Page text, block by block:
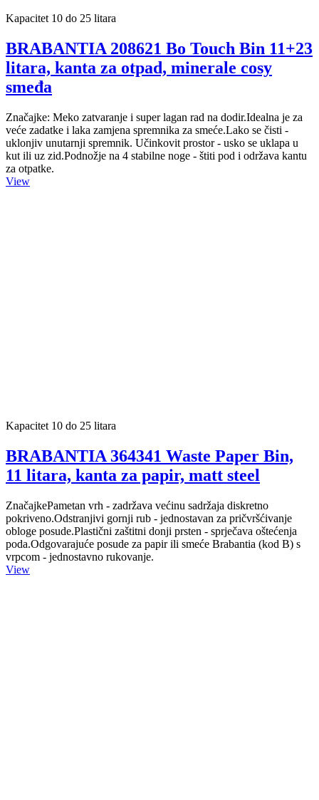
Kapacitet 10 do 25 litara
BRABANTIA 208621 Bo Touch Bin 11+23
litara, kanta za otpad, minerale cosy
smeđa
Značajke: Meko zatvaranje i super lagan rad na dodir.Idealna je za
veće zadatke i laka zamjena spremnika za smeće.Lako se čisti -
uklonjiv unutarnji spremnik. Učinkovit prostor - usko se uklapa u
kut ili uz zid.Podnožje na 4 stabilne noge - štiti pod i održava kantu
za otpatke.
View
Kapacitet 10 do 25 litara
BRABANTIA 364341 Waste Paper Bin,
11 litara, kanta za papir, matt steel
ZnačajkePametan vrh - zadržava većinu sadržaja diskretno
pokriveno.Odstranjivi gornji rub - jednostavan za pričvršćivanje
obloge posude.Plastični zaštitni donji prsten - sprječava oštećenja
poda.Odgovarajuće posude za papir ili smeće Brabantia (kod B) s
vrpcom - jednostavno rukovanje.
View